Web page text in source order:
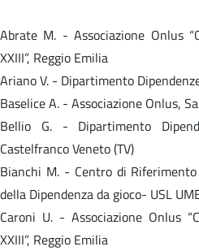
Abrate M. - Associazione Onlus
XXIII”, Reggio Emilia
Ariano V. - Dipartimento
Baselice A. - Associazione Onlus,
Bellio G. - Dipartimento
Castelfranco Veneto (TV)
Bianchi M. - Centro di
della Dipendenza da gioco- USL
Caroni U. - Associazione Onlus
XXIII”, Reggio Emilia